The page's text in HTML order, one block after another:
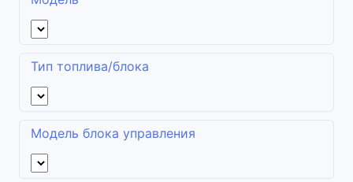
Тип топлива/блока
Модель блока управления